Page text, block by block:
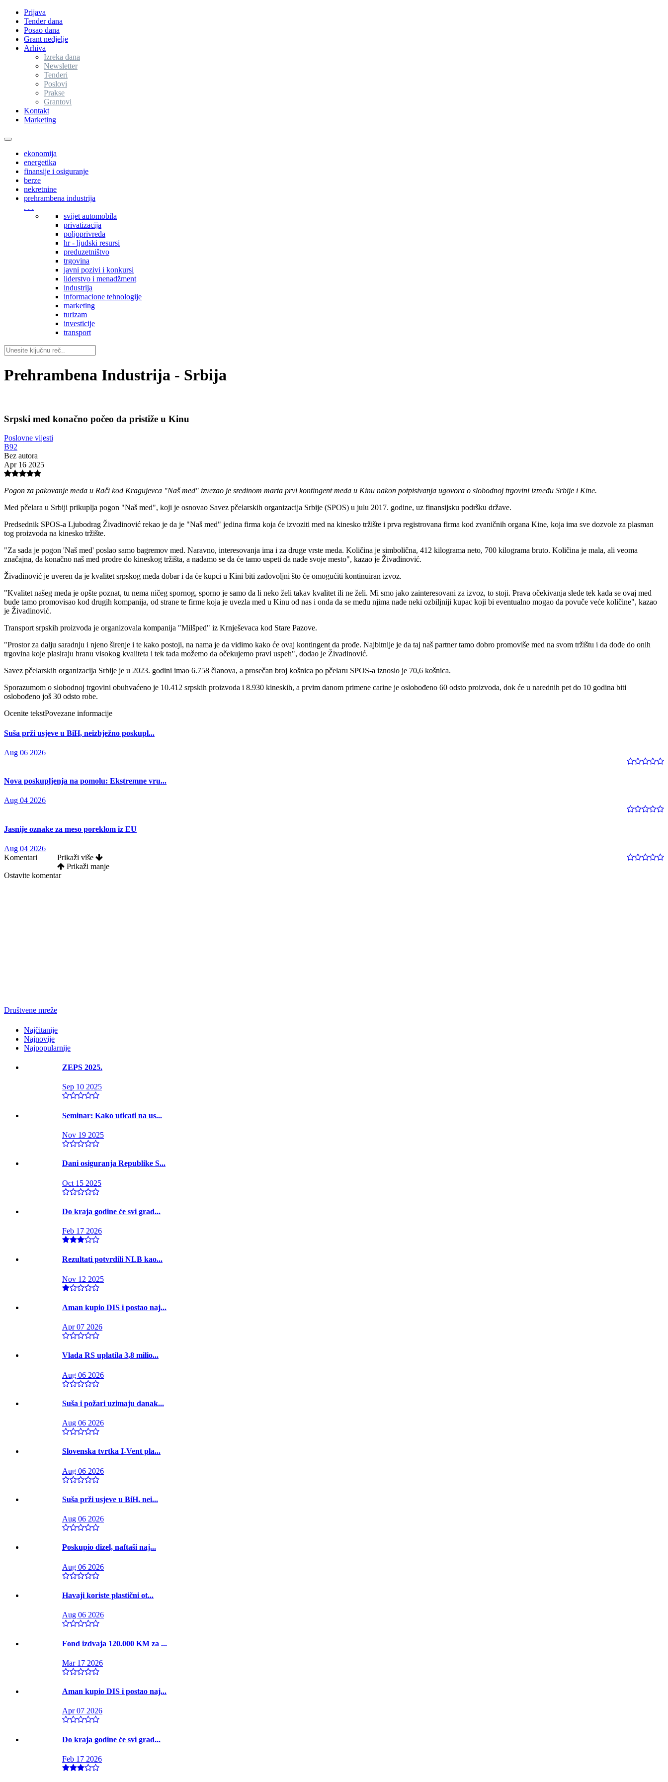
Prijava
Tender dana
Posao dana
Grant nedjelje
Arhiva
Izreka dana
Newsletter
Tenderi
Poslovi
Prakse
Grantovi
Kontakt
Marketing
Toggle
navigationekonomija
energetika
finansije i osiguranje
berze
nekretnine
prehrambena industrija
. . .
svijet automobila
privatizacija
poljoprivreda
hr - ljudski resursi
preduzetništvo
trgovina
javni pozivi i konkursi
liderstvo i menadžment
industrija
informacione tehnologije
marketing
turizam
investicije
transport
Prehrambena Industrija - Srbija
Srpski med konačno počeo da pristiže u Kinu
Poslovne vijesti
B92
Bez autora
Apr 16 2025
Pogon za pakovanje meda u Rači kod Kragujevca "Naš med" izvezao je sredinom marta prvi kontingent meda u Kinu nakon potpisivanja ugovora o slobodnoj trgovini između Srbije i Kine.
Med pčelara u Srbiji prikuplja pogon "Naš med", koji je osnovao Savez pčelarskih organizacija Srbije (SPOS) u julu 2017. godine, uz finansijsku podršku države.
Predsednik SPOS-a Ljubodrag Živadinović rekao je da je "Naš med" jedina firma koja će izvoziti med na kinesko tržište i prva registrovana firma kod zvaničnih organa Kine, koja ima sve dozvole za plasman
tog proizvoda na kinesko tržište.
"Za sada je pogon 'Naš med' poslao samo bagremov med. Naravno, interesovanja ima i za druge vrste meda. Količina je simbolična, 412 kilograma neto, 700 kilograma bruto. Količina je mala, ali veoma
značajna, da konačno naš med prodre do kineskog tržišta, a nadamo se da će tamo uspeti da nađe svoje mesto", kazao je Živadinović.
Živadinović je uveren da je kvalitet srpskog meda dobar i da će kupci u Kini biti zadovoljni što će omogućiti kontinuiran izvoz.
"Kvalitet našeg meda je opšte poznat, tu nema ničeg spornog, sporno je samo da li neko želi takav kvalitet ili ne želi. Mi smo jako zainteresovani za izvoz, to stoji. Prava očekivanja slede tek kada se ovaj med
bude tamo promovisao kod drugih kompanija, od strane te firme koja je uvezla med u Kinu od nas i onda da se među njima nađe neki ozbiljniji kupac koji bi eventualno mogao da povuče veće količine", kazao
je Živadinović.
Transport srpskih proizvoda je organizovala kompanija "Milšped" iz Krnješevaca kod Stare Pazove.
"Prostor za dalju saradnju i njeno širenje i te kako postoji, na nama je da vidimo kako će ovaj kontingent da prođe. Najbitnije je da taj naš partner tamo dobro promoviše med na svom tržištu i da dođe do onih
trgovina koje plasiraju hranu visokog kvaliteta i tek tada možemo da očekujemo pravi uspeh", dodao je Živadinović.
Savez pčelarskih organizacija Srbije je u 2023. godini imao 6.758 članova, a prosečan broj košnica po pčelaru SPOS-a iznosio je 70,6 košnica.
Sporazumom o slobodnoj trgovini obuhvaćeno je 10.412 srpskih proizvoda i 8.930 kineskih, a prvim danom primene carine je oslobođeno 60 odsto proizvoda, dok će u narednih pet do 10 godina biti
oslobođeno još 30 odsto robe.
Ocenite tekstPovezane informacije
Suša prži usjeve u BiH, neizbježno poskupl...
Aug 06 2026
Nova poskupljenja na pomolu: Ekstremne vru...
Aug 04 2026
Jasnije oznake za meso poreklom iz EU
Aug 04 2026
Komentari
Prikaži više
Prikaži manje
Ostavite komentar
Društvene mreže
Najčitanije
Najnovije
Najpopularnije
ZEPS 2025.
Sep 10 2025
Seminar: Kako uticati na us...
Nov 19 2025
Dani osiguranja Republike S...
Oct 15 2025
Do kraja godine će svi grad...
Feb 17 2026
Rezultati potvrdili NLB kao...
Nov 12 2025
Aman kupio DIS i postao naj...
Apr 07 2026
Vlada RS uplatila 3,8 milio...
Aug 06 2026
Suša i požari uzimaju danak...
Aug 06 2026
Slovenska tvrtka I-Vent pla...
Aug 06 2026
Suša prži usjeve u BiH, nei...
Aug 06 2026
Poskupio dizel, naftaši naj...
Aug 06 2026
Havaji koriste plastični ot...
Aug 06 2026
Fond izdvaja 120.000 KM za ...
Mar 17 2026
Aman kupio DIS i postao naj...
Apr 07 2026
Do kraja godine će svi grad...
Feb 17 2026